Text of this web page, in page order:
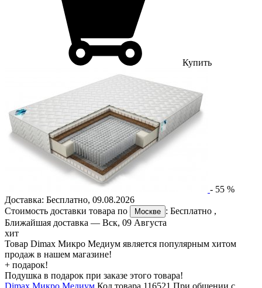
Купить
- 55 %
Доставка: Бесплатно, 09.08.2026
Стоимость доставки товара по
Москве : Бесплатно ,
Ближайшая доставка — Вск, 09 Августа
хит
Товар Dimax Микро Медиум является популярным хитом
продаж в нашем магазине!
+ подарок!
Подушка в подарок при заказе этого товара!